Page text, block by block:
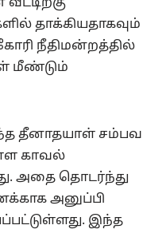
தாக்கியதாகவும்
நீதிமன்றத்தில்
மீண்டும்
தீனாதயாள் சம்பவ
காவல்
அதை தொடர்ந்து
அனுப்பி
இந்த